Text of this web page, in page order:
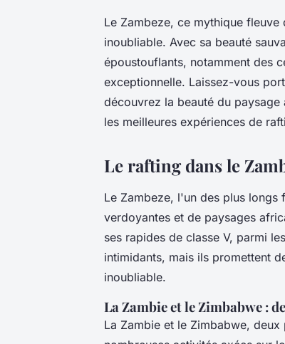
Le Zambeze, ce mythique
inoubliable. Avec sa beauté
époustouflants, notamment des
exceptionnelle. Laissez-vous
découvrez la beauté du
les meilleures expériences de
Le rafting dans le
Le Zambeze, l'un des plus
verdoyantes et de paysages
ses rapides de classe V, parmi
intimidants, mais ils promettent
inoubliable.
La Zambie et le Zimbabwe :
La Zambie et le Zimbabwe,